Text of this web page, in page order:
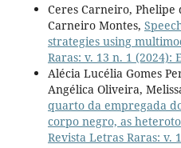
Ceres Carneiro,
Carneiro Montes,
strategies using
Raras: v. 13 n. 1 (2024):
Alécia Lucélia Gomes
Angélica Oliveira,
quarto da empregada
corpo negro, as
Revista Letras Raras: v.